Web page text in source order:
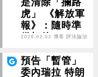
虎」 《解放軍
報》：隨時準
備打仗！
2026.02.02 博客 評法論治
預告「暫管」
委內瑞拉 特朗